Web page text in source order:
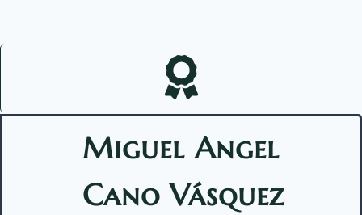
Miguel Angel
Cano Vásquez